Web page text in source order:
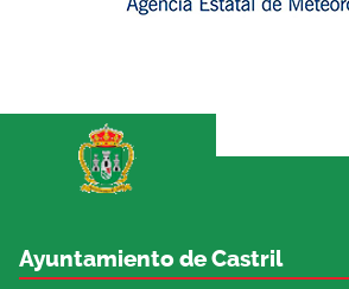
Ayuntamiento de Castril